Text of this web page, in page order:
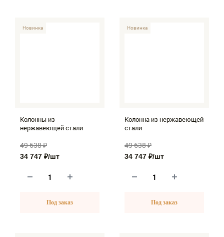
-30%
Новинка
Колонны из
нержавеющей стали
49 638 ₽
34 747 ₽/шт
Под заказ
-30%
Новинка
Колонна из нержавеющей
стали
49 638 ₽
34 747 ₽/шт
Под заказ